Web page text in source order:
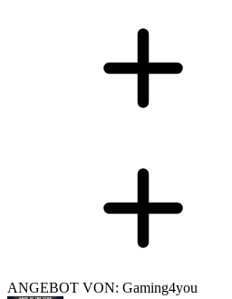
ANGEBOT VON: Gaming4you